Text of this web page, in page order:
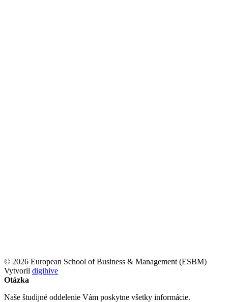
© 2026 European School of Business & Management (ESBM)
Vytvoril digihive
Otázka
Naše študijné oddelenie Vám poskytne všetky informácie.